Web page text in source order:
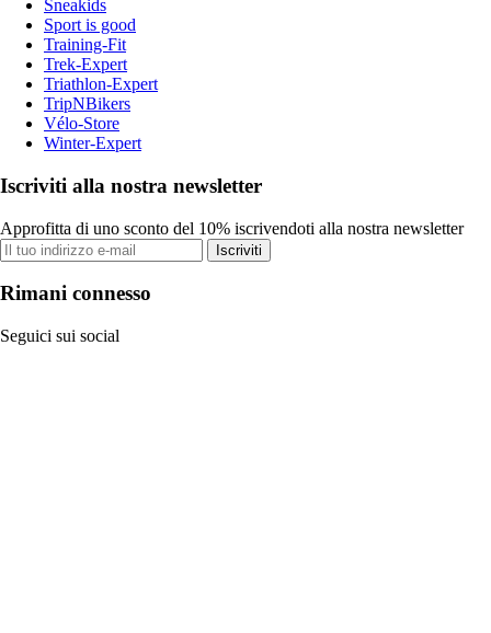
Sneakids
Sport is good
Training-Fit
Trek-Expert
Triathlon-Expert
TripNBikers
Vélo-Store
Winter-Expert
Iscriviti alla nostra newsletter
Approfitta di uno sconto del 10% iscrivendoti alla nostra newsletter
Iscriviti
Rimani connesso
Seguici sui social